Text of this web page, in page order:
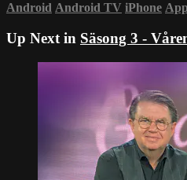
Android Android TV iPhone
Up Next in Säsong 3 -